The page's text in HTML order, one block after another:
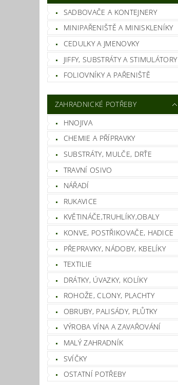
SADBOVAČE A KONTEJNERY
MINIPAŘENIŠTĚ A MINISKLENÍKY
CEDULKY A JMENOVKY
JIFFY, SUBSTRÁTY A STIMULÁTORY
FOLIOVNÍKY A PAŘENIŠTĚ
ZAHRADNICKÉ POTŘEBY
HNOJIVA
CHEMIE A PŘÍPRAVKY
SUBSTRÁTY, MULČE, DRŤE
TRAVNÍ OSIVO
NÁŘADÍ
RUKAVICE
KVĚTINÁČE,TRUHLÍKY,OBALY
KONVE, POSTŘIKOVAČE, HADICE
PŘEPRAVKY, NÁDOBY, KBELÍKY
TEXTILIE
DRÁTKY, ÚVAZKY, KOLÍKY
ROHOŽE, CLONY, PLACHTY
OBRUBY, PALISÁDY, PLŮTKY
VÝROBA VÍNA A ZAVAŘOVÁNÍ
MALÝ ZAHRADNÍK
SVÍČKY
OSTATNÍ POTŘEBY